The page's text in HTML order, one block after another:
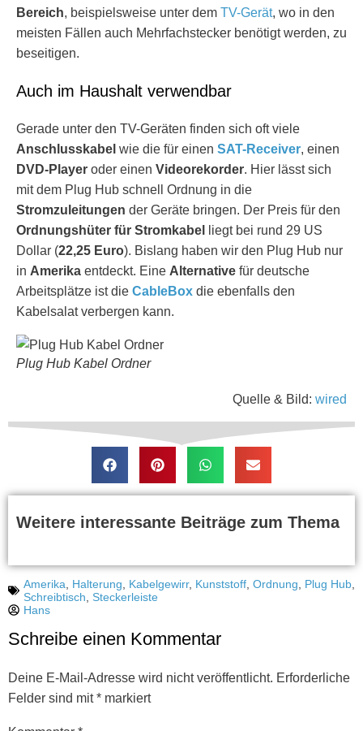
Bereich, beispielsweise unter dem TV-Gerät, wo in den
meisten Fällen auch Mehrfachstecker benötigt werden, zu
beseitigen.
Auch im Haushalt verwendbar
Gerade unter den TV-Geräten finden sich oft viele
Anschlusskabel wie die für einen SAT-Receiver, einen
DVD-Player oder einen Videorekorder. Hier lässt sich
mit dem Plug Hub schnell Ordnung in die
Stromzuleitungen der Geräte bringen. Der Preis für den
Ordnungshüter für Stromkabel
liegt bei rund 29 US
Dollar (22,25 Euro). Bislang haben wir den Plug Hub nur
in Amerika entdeckt. Eine Alternative für deutsche
Arbeitsplätze ist die CableBox die ebenfalls den
Kabelsalat verbergen kann.
Plug Hub Kabel Ordner
Quelle & Bild: wired
Weitere interessante Beiträge zum Thema
Amerika Halterung Kabelgewirr, Kunststoff Ordnung Plug Hub
Schreibtisch
Steckerleiste
Hans
Schreibe einen Kommentar
Deine E-Mail-Adresse wird nicht veröffentlicht. Erforderliche
Felder sind mit* markiert